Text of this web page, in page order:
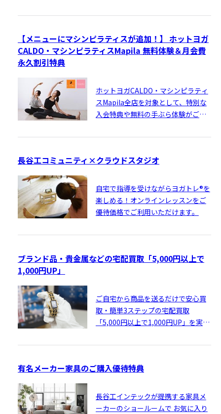
る優待サービス♪
【メニューにマシンピラティスが追加！】 ホットヨガ
CALDO・マシンピラティスMapila 無料体験＆月会費
永久割引特典
ホットヨガCALDO・マシンピラティ
スMapila全店を対象として、特別な
入会特典や無料の手ぶら体験がご利
長谷工コミュニティ×クラウドスタジオ
自宅で指導を受けながらヨガトレ®を
楽しめる！オンラインレッスンをご
優待価格でご利用いただけます。
ブランド品・貴金属などの宅配買取「5,000円以上で
1,000円UP」
ご自宅から商品を送るだけで安心買
取・簡単3ステップの宅配買取
「5,000円以上で1,000円UP」を実施
有名メーカー家具のご購入優待特典
長谷工インテックが提携する家具メ
ーカーのショールームで お気に入り